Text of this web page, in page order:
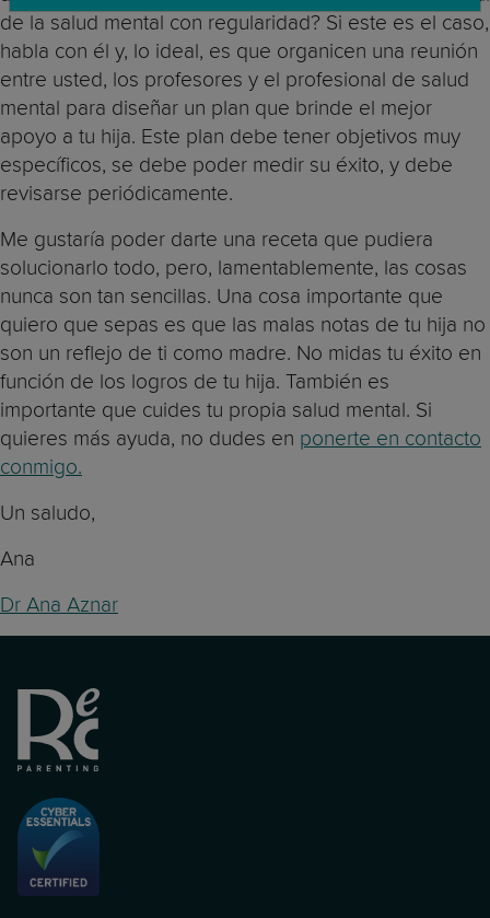
de la salud mental con regularidad? Si este es el caso,
habla con él y, lo ideal, es que organicen una reunión
entre usted, los profesores y el profesional de salud
mental para diseñar un plan que brinde el mejor
apoyo a tu hija. Este plan debe tener objetivos muy
específicos, se debe poder medir su éxito, y debe
revisarse periódicamente.
Me gustaría poder darte una receta que pudiera
solucionarlo todo, pero, lamentablemente, las cosas
nunca son tan sencillas. Una cosa importante que
quiero que sepas es que las malas notas de tu hija no
son un reflejo de ti como madre. No midas tu éxito en
función de los logros de tu hija. También es
importante que cuides tu propia salud mental. Si
quieres más ayuda, no dudes en ponerte en contacto
conmigo.
Un saludo,
Ana
Dr Ana Aznar